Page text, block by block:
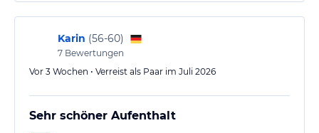
lies vor der Buchung die verbindlichen
jeweiligen Veranstalters.
können dieses Hotel wärmsten empfehlen!
Karin (56-60)
7 Bewertungen
Vor 3 Wochen • Verreist als Paar im Juli 2026
Sehr schöner Aufenthalt